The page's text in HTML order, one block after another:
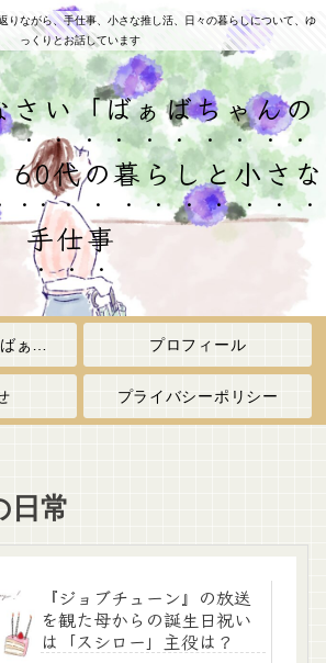
りながら、手仕事、小さな推し活、日々の暮らしについて、ゆ
っくりとお話しています
さい「ばぁばちゃんの
60代の暮らしと小さな
手仕事
プロフィール
プライバシーポリシー
日常
『ジョブチューン』の放送
を観た母からの誕生日祝い
は「スシロー」主役は？